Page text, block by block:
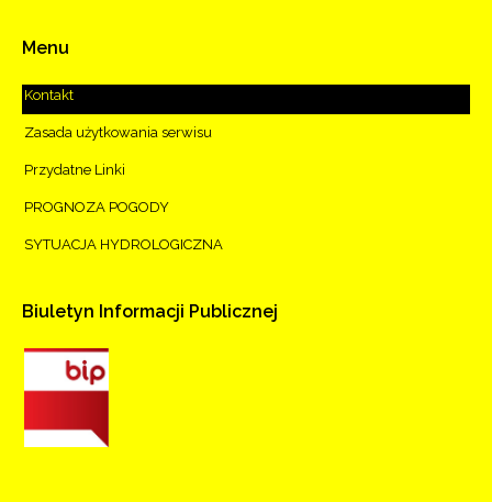
Menu
Kontakt
Zasada użytkowania serwisu
Przydatne Linki
PROGNOZA POGODY
SYTUACJA HYDROLOGICZNA
Biuletyn Informacji Publicznej